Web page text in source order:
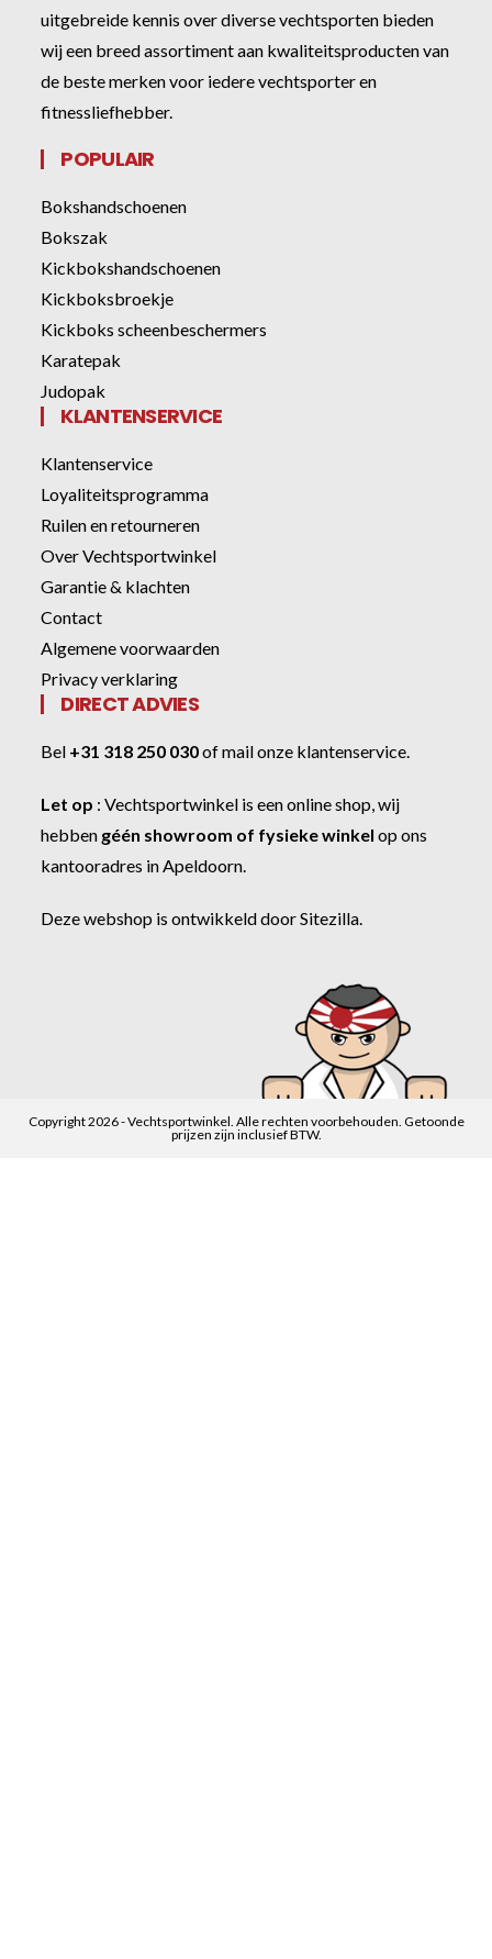
uitgebreide kennis over diverse vechtsporten bieden
wij een breed assortiment aan kwaliteitsproducten van
de beste merken voor iedere vechtsporter en
fitnessliefhebber.
POPULAIR
Bokshandschoenen
Bokszak
Kickbokshandschoenen
Kickboksbroekje
Kickboks scheenbeschermers
Karatepak
Judopak
KLANTENSERVICE
Klantenservice
Loyaliteitsprogramma
Ruilen en retourneren
Over Vechtsportwinkel
Garantie & klachten
Contact
Algemene voorwaarden
Privacy verklaring
DIRECT ADVIES
Bel +31 318 250 030ofmail onze klantenservice
Let op :Vechtsportwinkel is een online shop, wij
hebben géén showroom of fysieke winkel op ons
kantooradres in Apeldoorn.
Deze webshop is ontwikkeld doorSitezilla
Copyright 2026 - Vechtsportwinkel. Alle rechten voorbehouden. Getoonde
prijzen zijn inclusief BTW.